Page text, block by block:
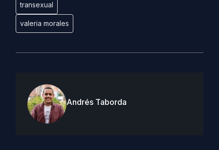
transexual
valeria morales
Andrés Taborda